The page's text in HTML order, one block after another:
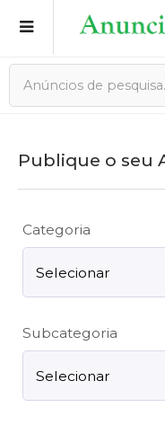
Publique o seu
Minha conta
Publique o seu
Categoria
Subcategoria